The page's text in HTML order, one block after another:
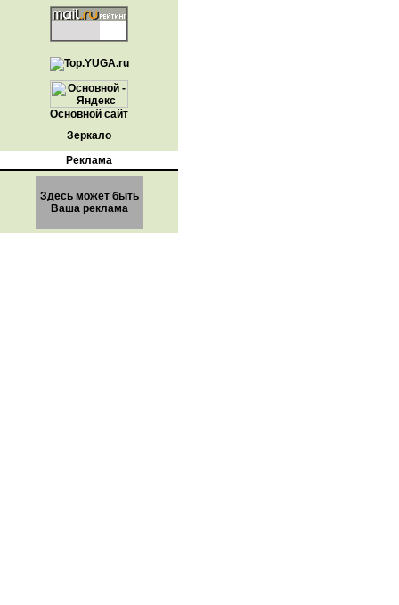
Основной сайт
Зеркало
Реклама
Здесь может быть
Ваша реклама